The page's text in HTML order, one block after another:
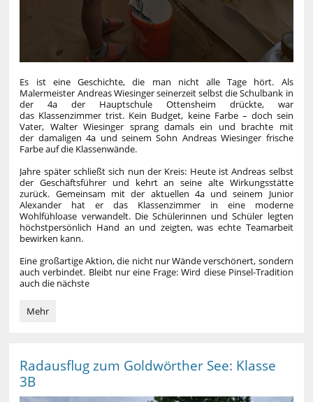
Es ist eine Geschichte, die man nicht alle Tage hört. Als
Malermeister Andreas Wiesinger seinerzeit selbst die Schulbank in
der 4a der Hauptschule Ottensheim drückte, war
das Klassenzimmer trist. Kein Budget, keine Farbe – doch sein
Vater, Walter Wiesinger sprang damals ein und brachte mit
der damaligen 4a und seinem Sohn Andreas Wiesinger frische
Farbe auf die Klassenwände.
Jahre später schließt sich nun der Kreis: Heute ist Andreas selbst
der Geschäftsführer und kehrt an seine alte Wirkungsstätte
zurück. Gemeinsam mit der aktuellen 4a und seinem Junior
Alexander hat er das Klassenzimmer in eine moderne
Wohlfühloase verwandelt. Die Schülerinnen und Schüler legten
höchstpersönlich Hand an und zeigten, was echte Teamarbeit
bewirken kann.
Eine großartige Aktion, die nicht nur Wände verschönert, sondern
auch verbindet. Bleibt nur eine Frage: Wird diese Pinsel-Tradition
auch die nächste
Pinsel-
Klasse
4a
–
damals
Mehr
Radausflug zum Goldwörther See: Klasse
3B